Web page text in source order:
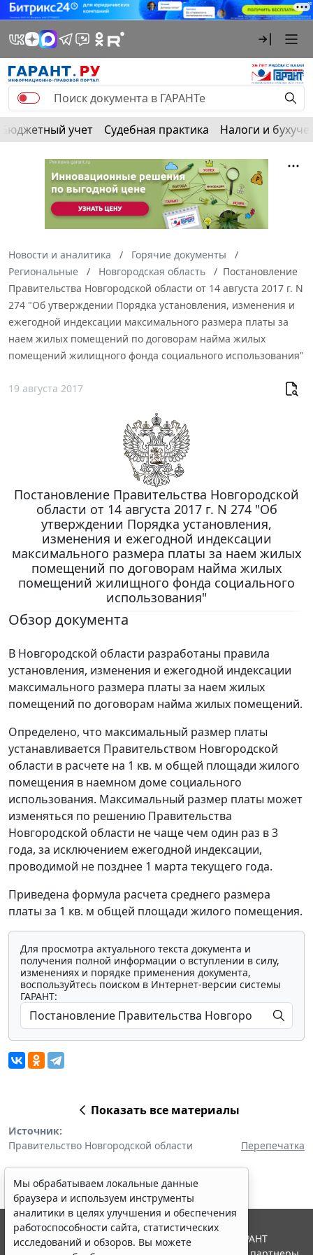
Бюджетный учет Судебная практика Налоги и
Новости и аналитика
Горячие документы
Региональные
Новгородская область
Постановление
Правительства Новгородской области от 14 августа 2017 г. N
274 "Об утверждении Порядка установления, изменения и
ежегодной индексации максимального размера платы за
наем жилых помещений по договорам найма жилых
помещений жилищного фонда социального использования"
19 августа 2017
Постановление Правительства Новгородской
области от 14 августа 2017 г. N 274 "Об
утверждении Порядка установления,
изменения и ежегодной индексации
максимального размера платы за наем жилых
помещений по договорам найма жилых
помещений жилищного фонда социального
использования"
Обзор документа
В Новгородской области разработаны правила
установления, изменения и ежегодной индексации
максимального размера платы за наем жилых
помещений по договорам найма жилых помещений.
Определено, что максимальный размер платы
устанавливается Правительством Новгородской
области в расчете на 1 кв. м общей площади жилого
помещения в наемном доме социального
использования. Максимальный размер платы может
изменяться по решению Правительства
Новгородской области не чаще чем один раз в 3
года, за исключением ежегодной индексации,
проводимой не позднее 1 марта текущего года.
Приведена формула расчета среднего размера
платы за 1 кв. м общей площади жилого помещения.
Для просмотра актуального текста документа и
получения полной информации о вступлении в силу,
изменениях и порядке применения документа,
воспользуйтесь поиском в Интернет-версии системы
ГАРАНТ:
Показать все материалы
Источник:
Правительство Новгородской области
Перепечатка
Мы обрабатываем локальные данные
браузера и используем инструменты
аналитики в целях улучшения и обеспечения
работоспособности сайта, статистических
исследований и обзоров. Вы можете
© ООО "НПП "ГАРАНТ-СЕРВИС", 2026. Система ГАРАНТ